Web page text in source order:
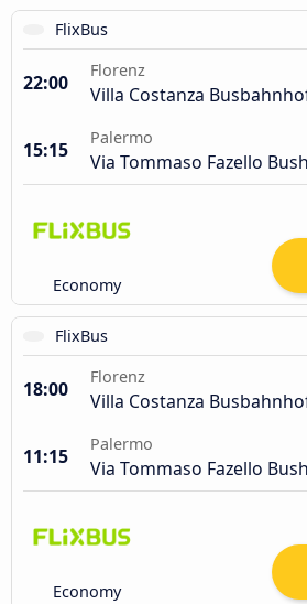
FlixBus
22:00
Florenz
Villa Costanza
15:15
Palermo
Via Tommaso Fazello
Economy
FlixBus
18:00
Florenz
Villa Costanza
11:15
Palermo
Via Tommaso Fazello
Economy